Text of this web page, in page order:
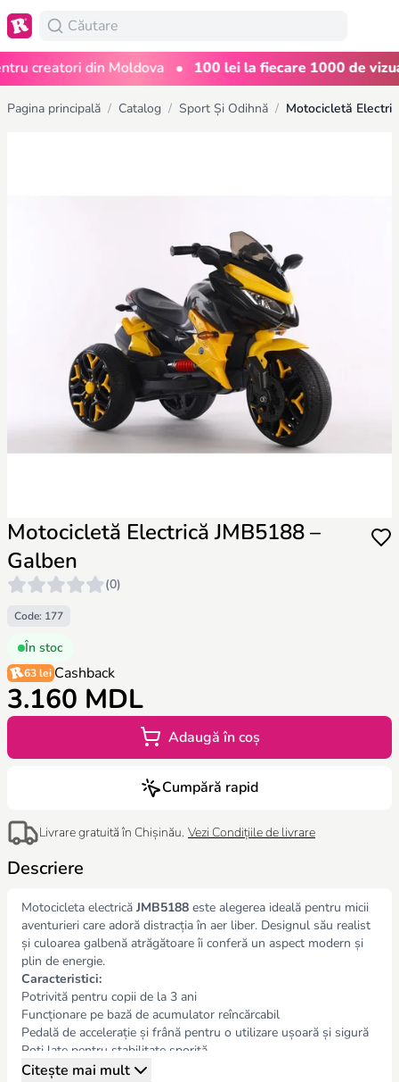
creatori din Moldova • 100 lei la fiecare 1000 de
Pagina principală / Catalog / Sport Și Odihnă /
Motocicletă Electrică JMB5188 –
Galben
(0)
Code: 177
În stoc
63 lei Cashback
3.160 MDL
Adaugă în coș
Cumpără rapid
Livrare gratuită în Chișinău. Vezi Condițiile de livrare
Descriere
Motocicleta electrică JMB5188 este alegerea ideală pentru micii
aventurieri care adoră distracția în aer liber. Designul său realist
și culoarea galbenă atrăgătoare îi conferă un aspect modern și
plin de energie.
Caracteristici:
Potrivită pentru copii de la 3 ani
Funcționare pe bază de acumulator reîncărcabil
Pedală de accelerație și frână pentru o utilizare ușoară și sigură
Roti late pentru stabilitate sporită
Echipată cu faruri LED și sunete realiste pentru o experiență
Citește mai mult